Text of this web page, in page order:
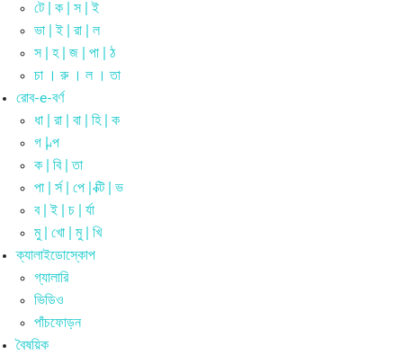
টে | ক | স | ই
ভা | ই | রা | ল
স | হ | জ | পা | ঠ
চা । রু । ল । তা
রোব-e-বর্ণ
ধা | রা | বা | হি | ক
গ | ল্প
ক | বি | তা
পা | র্স | পে | ক্টি | ভ
ব | ই | চ | র্যা
মু | খো | মু | খি
ক্যালাইডোস্কোপ
গ্যালারি
ভিডিও
পাঁচফোড়ন
বৈষয়িক